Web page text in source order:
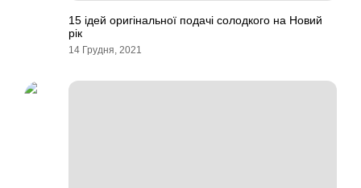
15 ідей оригінальної подачі солодкого на Новий
рік
14 Грудня, 2021